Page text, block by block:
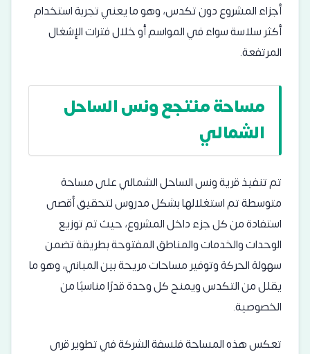
أجزاء المشروع دون تكدس، وهو ما يعني تجربة استخدام
أكثر سلاسة سواء في المواسم أو خلال فترات الإشغال
المرتفعة.
مساحة منتجع ونس الساحل
الشمالي
تم تنفيذ قرية ونس الساحل الشمالي على مساحة
متوسطة تم استغلالها بشكل مدروس لتحقيق أقصى
استفادة من كل جزء داخل المشروع، حيث تم توزيع
الوحدات والخدمات والمناطق المفتوحة بطريقة تضمن
سهولة الحركة وتوفير مساحات مريحة بين المباني، وهو ما
يقلل من التكدس ويمنح كل وحدة قدرًا مناسبًا من
الخصوصية.
تعكس هذه المساحة فلسفة الشركة في تطوير قرى